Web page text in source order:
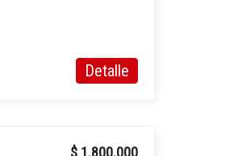
Detalle
$ 1.800.000